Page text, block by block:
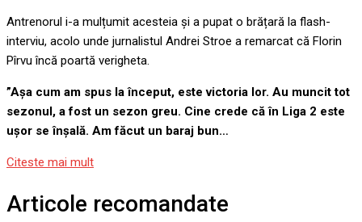
Antrenorul i-a mulțumit acesteia și a pupat o brățară la flash-
interviu, acolo unde jurnalistul Andrei Stroe a remarcat că Florin
Pîrvu încă poartă verigheta.
”Așa cum am spus la început, este victoria lor. Au muncit tot
sezonul, a fost un sezon greu. Cine crede că în Liga 2 este
ușor se înșală. Am făcut un baraj bun…
Citeste mai mult
Articole recomandate